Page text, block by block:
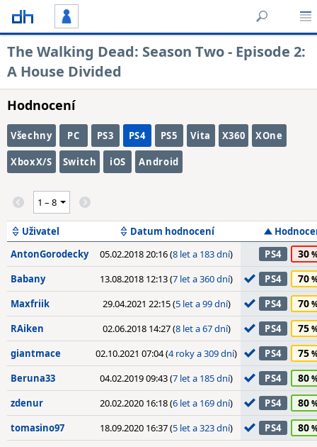
The Walking Dead: Season Two - Episode 2:
A House Divided
Hodnocení
Všechny PC PS3 PS4 PS5 Vita X360 XOne
XboxX/S Switch iOS Android
Uživatel Datum hodnocení
AntonGorodecky
05.02.2018 20:16 (8 let a 183 dní) PS4 30
Babany 13.08.2018 12:13 (7 let a 360 dní) PS4 70
Maxfriik 29.04.2021 22:15 (5 let a 99 dní) PS4 70
RAiken 02.06.2018 14:27 (8 let a 67 dní) PS4 75
giantmace 02.10.2021 07:04 (4 roky a 309 dní) PS4 75
Beruna33 04.02.2019 09:43 (7 let a 185 dní) PS4 80
zdenur 20.02.2020 16:18 (6 let a 169 dní) PS4 80
tomasino97 18.09.2020 16:37 (5 let a 323 dní) PS4 80